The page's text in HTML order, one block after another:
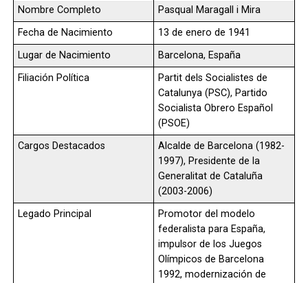
Nombre Completo
Pasqual Maragall i Mira
Fecha de Nacimiento
13 de enero de 1941
Lugar de Nacimiento
Barcelona, España
Filiación Política
Partit dels Socialistes de
Catalunya (PSC), Partido
Socialista Obrero Español
(PSOE)
Cargos Destacados
Alcalde de Barcelona (1982-
1997), Presidente de la
Generalitat de Cataluña
(2003-2006)
Legado Principal
Promotor del modelo
federalista para España,
impulsor de los Juegos
Olímpicos de Barcelona
1992, modernización de